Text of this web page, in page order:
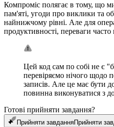
Компроміс полягає в тому, що
пам'яті, угоди про виклики та
найнижчому рівні. Але для
продуктивності, переваги
Цей код сам по собі не є
перевіряємо нічого щодо
записів. Але це має бути
повинна виконуватися з
Готові прийняти завдання?
Прийняти завданняПрийняти зав